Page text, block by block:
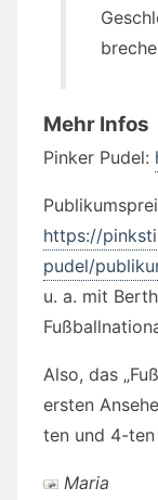
Mehr Infos
Pinker Pudel:
https://
pudel/
u. a. mit
Also, das
ersten
ten und 4-
Maria